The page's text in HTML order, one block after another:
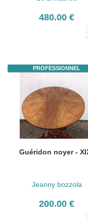
480.00 €
PROFESSIONNEL
Guéridon noyer -
Jeanny bozzola
200.00 €